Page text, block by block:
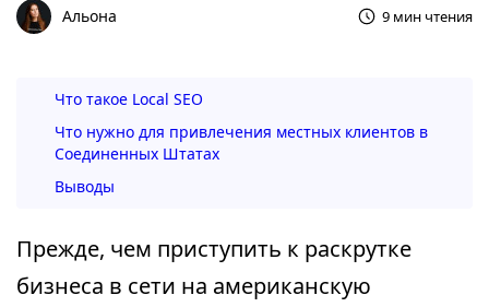
Альона 9 мин чтения
Что такое Local SEO
Что нужно для привлечения местных клиентов в
Соединенных Штатах
Выводы
Прежде, чем приступить к раскрутке
бизнеса в сети на американскую